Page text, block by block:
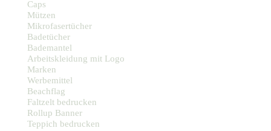
Caps
Mützen
Mikrofasertücher
Badetücher
Bademantel
Arbeitskleidung mit Logo
Marken
Werbemittel
Beachflag
Faltzelt bedrucken
Rollup Banner
Teppich bedrucken